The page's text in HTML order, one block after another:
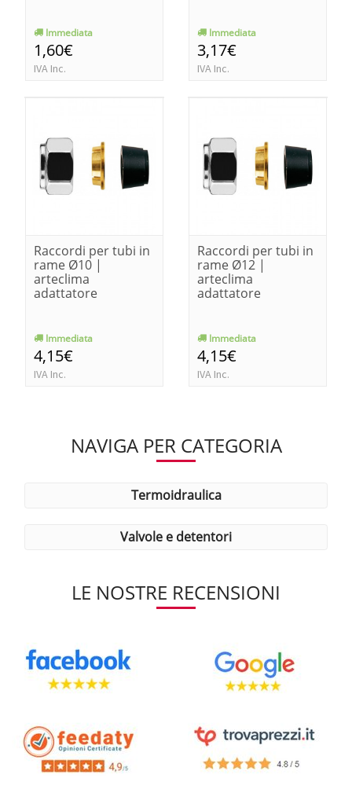
Immediata
1,60€
IVA Inc.
Immediata
3,17€
IVA Inc.
Raccordi per tubi in
rame Ø10 |
arteclima
adattatore
Immediata
4,15€
IVA Inc.
Raccordi per tubi in
rame Ø12 |
arteclima
adattatore
Immediata
4,15€
IVA Inc.
NAVIGA PER CATEGORIA
termoidraulica
valvole e detentori
LE NOSTRE RECENSIONI